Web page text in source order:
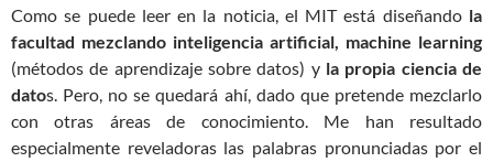
Como se puede leer en la noticia, el MIT está diseñandola
facultad mezclando inteligencia artificial, machine learning
(métodos de aprendizaje sobre datos) y la propia ciencia de
datos. Pero, no se quedará ahí, dado que pretende mezclarlo
con otras áreas de conocimiento. Me han resultado
especialmente reveladoras las palabras pronunciadas por el